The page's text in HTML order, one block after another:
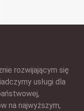
rozwijającym się
usługi dla
na najwyższym,